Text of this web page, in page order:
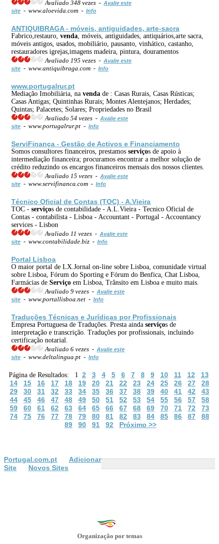
Avaliado 348 vezes - Avalie este
site - www.aloevida.com - Info
ANTIQUIBRAGA - móveis, antiguidades, arte-sacra
Fabrico,restauro, venda , móveis, antiguidades, antiquários,arte sacra,
móveis antigos, usados, mobiliário, pausanto, vinhático, castanho,
restauradores igrejas,imagens madeira, pintura, douramentos
Avaliado 195 vezes - Avalie este
site - www.antiquibraga.com - Info
www.portugalrur.pt
Mediação Imobiliária, na venda de : Casas Rurais, Casas Rústicas;
Casas Antigas; Quintinhas Rurais; Montes Alentejanos; Herdades;
Quintas; Palacetes; Solares; Propriedades no Brasil
Avaliado 54 vezes - Avalie este
site - www.portugalrur.pt - Info
ServiFinança - Gestão de Activos e Financiamento
Somos consultores financeiros, prestamos serviços de apoio à
intermediação financeira; procuramos encontrar a melhor solução de
crédito reduzindo os encargos financeiros mensais dos nossos clientes.
Avaliado 15 vezes - Avalie este
site - www.servifinanca.com - Info
Técnico Oficial de Contas (TOC) - A.Vieira
TOC - serviços de contabilidade - A.L.Vieira - Tecnico Oficial de
Contas - contabilista - Lisboa - Accountant - Portugal - Accountancy
services - Lisbon
Avaliado 11 vezes - Avalie este
site - www.contabilidade.biz - Info
Portal Lisboa
O maior portal de LX.Jornal on-line sobre Lisboa, comunidade virtual
sobre Lisboa, Fórum do Sporting e Fórum do Benfica, Chat Lisboa,
Farmácias de Serviço em Lisboa, Trânsito em Lisboa e muito mais.
Avaliado 9 vezes - Avalie este
site - www.portallisboa.net - Info
Traduções Técnicas e Jurídicas por Profissionais
Empresa Portuguesa de Traduções. Presta ainda serviços de
interpretação e transcrição. Traduções por profissionais, incluindo
certificação notarial.
Avaliado 6 vezes - Avalie este
site - www.deltalingua.pt - Info
Página de Resultados: 1 2 3 4 5 6 7 8 9 10 11 12
13
14
15 16 17 18 19 20 21 22 23 24 25 26 27
28
29
30 31 32 33 34 35 36 37 38 39 40 41 42
43
44
45 46 47 48 49 50 51 52 53 54 55 56 57
58
59
60 61 62 63 64 65 66 67 68 69 70 71 72
73
74
75 76 77 78 79 80 81 82 83 84 85 86 87
88
89
90 91 92 Próximo >>
Portugal.com.pt
Adicionar
Site
Novos Sites
Organização por temas